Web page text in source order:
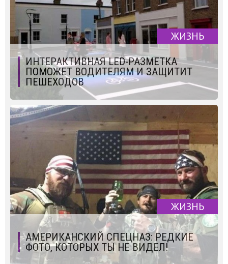
ЖИЗНЬ
ИНТЕРАКТИВНАЯ LED-РАЗМЕТКА
ПОМОЖЕТ ВОДИТЕЛЯМ И ЗАЩИТИТ
ПЕШЕХОДОВ
ЖИЗНЬ
АМЕРИКАНСКИЙ СПЕЦНАЗ: РЕДКИЕ
ФОТО, КОТОРЫХ ТЫ НЕ ВИДЕЛ!